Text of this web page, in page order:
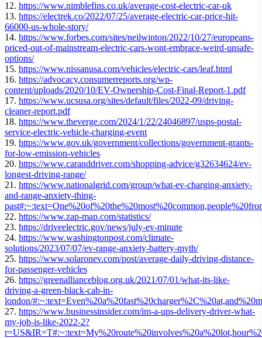
12. https://www.nimblefins.co.uk/average-cost-electric-car-uk
13. https://electrek.co/2022/07/25/average-electric-car-price-hit-
66000-us-whole-story/
14. https://www.forbes.com/sites/neilwinton/2022/10/27/europeans-
priced-out-of-mainstream-electric-cars-wont-embrace-weird-unsafe-
options/
15. https://www.nissanusa.com/vehicles/electric-cars/leaf.html
16. https://advocacy.consumerreports.org/wp-
content/uploads/2020/10/EV-Ownership-Cost-Final-Report-1.pdf
17. https://www.ucsusa.org/sites/default/files/2022-09/driving-
cleaner-report.pdf
18. https://www.theverge.com/2024/1/22/24046897/usps-postal-
service-electric-vehicle-charging-event
19. https://www.gov.uk/government/collections/government-grants-
for-low-emission-vehicles
20. https://www.caranddriver.com/shopping-advice/g32634624/ev-
longest-driving-range/
21. https://www.nationalgrid.com/group/what-ev-charging-anxiety-
and-range-anxiety-thing-
22. https://www.zap-map.com/statistics/
23. https://driveelectric.gov/news/july-ev-minute
24. https://www.washingtonpost.com/climate-
solutions/2023/07/07/ev-range-anxiety-battery-myth/
25. https://www.solaronev.com/post/average-daily-driving-distance-
for-passenger-vehicles
26. https://greenallianceblog.org.uk/2021/07/01/what-its-like-
driving-a-green-black-cab-in-
london/
27. https://www.businessinsider.com/im-a-ups-delivery-driver-what-
my-job-is-like-2022-2?